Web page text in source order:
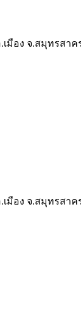
มือง จ.สมุทรสาค
มือง จ.สมุทรสาค